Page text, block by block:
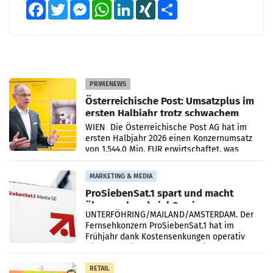
FacebookTwitter MessengerWhatsAppLinkedInXING
PRIMENEWS
Österreichische Post: Umsatzplus im
ersten Halbjahr trotz schwachem
Briefgeschäft
WIEN Die Österreichische Post AG hat im
ersten Halbjahr 2026 einen Konzernumsatz
von 1.544,0 Mio. EUR erwirtschaftet, was
einem Plus von 3,8 Prozent gegenüber dem
Vergleichszeitraum
MARKETING & MEDIA
ProSiebenSat.1 spart und macht
überraschend viel Gewinn
UNTERFÖHRING/MAILAND/AMSTERDAM. Der
Fernsehkonzern ProSiebenSat.1 hat im
Frühjahr dank Kostensenkungen operativ
RETAIL